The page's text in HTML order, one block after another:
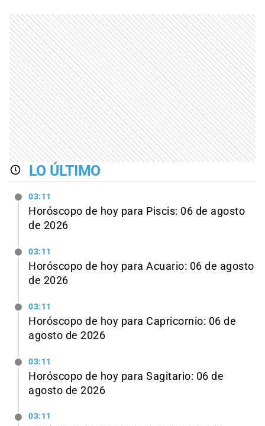
LO ÚLTIMO
03:11
Horóscopo de hoy para Piscis: 06 de agosto
de 2026
03:11
Horóscopo de hoy para Acuario: 06 de agosto
de 2026
03:11
Horóscopo de hoy para Capricornio: 06 de
agosto de 2026
03:11
Horóscopo de hoy para Sagitario: 06 de
agosto de 2026
03:11